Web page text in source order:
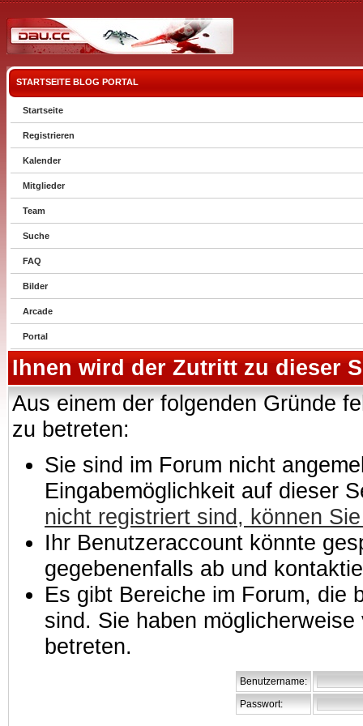
STARTSEITE BLOG PORTAL
Startseite
Registrieren
Kalender
Mitglieder
Team
Suche
FAQ
Bilder
Arcade
Portal
Ihnen wird der Zutritt zu dieser
Aus einem der folgenden Gründe
zu betreten:
Sie sind im Forum nicht
Eingabemöglichkeit auf dieser
nicht registriert sind, können
Ihr Benutzeraccount könnte
gegebenenfalls ab und
Es gibt Bereiche im Forum, die
sind. Sie haben
betreten.
Benutzername:
Passwort: